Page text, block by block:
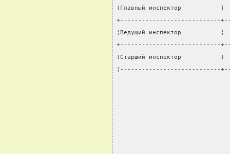
¦Главный инспектор
+----------------------------
¦Ведущий инспектор
+----------------------------
¦Старший инспектор
¦----------------------------